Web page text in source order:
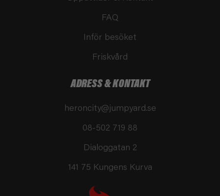
FAQ
Inför besöket
Friskvård
ADRESS & KONTAKT
heroncity@jumpyard.se
08-502 719 88
Dialoggatan 2
141 75 Kungens Kurva